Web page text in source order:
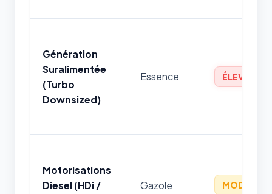
Génération
Suralimentée
(Turbo
Downsized)
Essence ÉLEVÉ
Motorisations
Diesel (HDi /
Gazole MODÉRÉ